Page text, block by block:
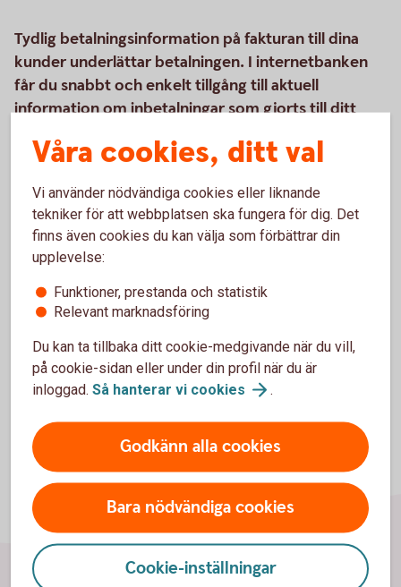
Tydlig betalningsinformation på fakturan till dina
kunder underlättar betalningen. I internetbanken
får du snabbt och enkelt tillgång till aktuell
information om inbetalningar som gjorts till ditt
Så här fungerar produkten
Råd och tips
Pris
Våra cookies, ditt val
Vi använder nödvändiga cookies eller liknande
tekniker för att webbplatsen ska fungera för dig. Det
finns även cookies du kan välja som förbättrar din
upplevelse:
Funktioner, prestanda och statistik
Relevant marknadsföring
Du kan ta tillbaka ditt cookie-medgivande när du vill,
på cookie-sidan eller under din profil när du är
inloggad. Så hanterar vi cookies .
Godkänn alla cookies
Bara nödvändiga cookies
Cookie-inställningar